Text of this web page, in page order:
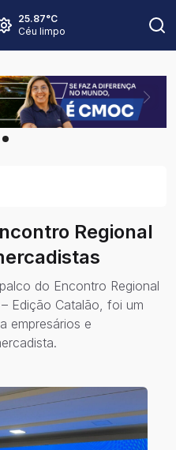
25.87°C
Céu limpo
Regional
do Encontro Regional
Edição Catalão, foi um
empresários e